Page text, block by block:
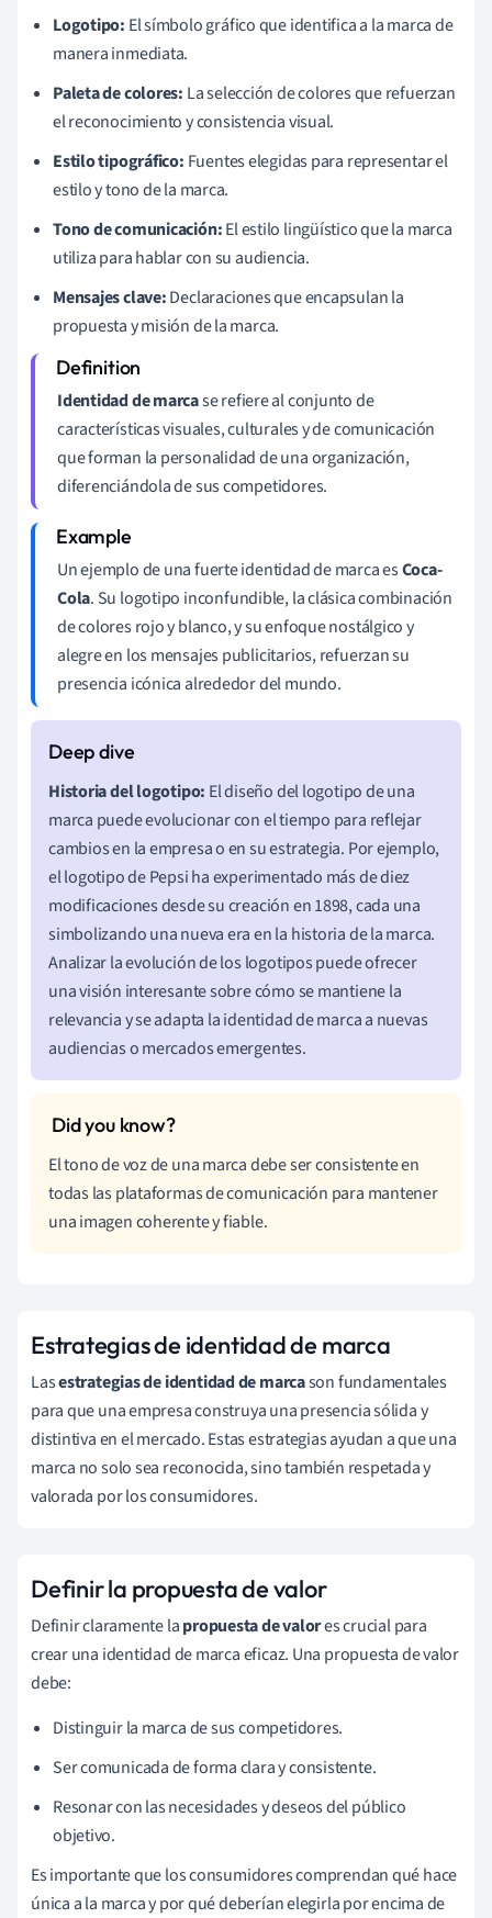
Logotipo: El símbolo gráfico que identifica a la marca de
manera inmediata.
Paleta de colores: La selección de colores que refuerzan
el reconocimiento y consistencia visual.
Estilo tipográfico: Fuentes elegidas para representar el
estilo y tono de la marca.
Tono de comunicación:El estilo lingüístico que la marca
utiliza para hablar con su audiencia.
Mensajes clave:Declaraciones que encapsulan la
propuesta y misión de la marca.
Identidad de marcase refiere al conjunto de
características visuales, culturales y de comunicación
que forman la personalidad de una organización,
diferenciándola de sus competidores.
Un ejemplo de una fuerte identidad de marca esCoca-
Cola. Su logotipo inconfundible, la clásica combinación
de colores rojo y blanco, y su enfoque nostálgico y
alegre en los mensajes publicitarios, refuerzan su
presencia icónica alrededor del mundo.
Historia del logotipo: El diseño del logotipo de una
marca puede evolucionar con el tiempo para reflejar
cambios en la empresa o en su estrategia. Por ejemplo,
el logotipo de Pepsi ha experimentado más de diez
modificaciones desde su creación en 1898, cada una
simbolizando una nueva era en la historia de la marca.
Analizar la evolución de los logotipos puede ofrecer
una visión interesante sobre cómo se mantiene la
relevancia y se adapta la identidad de marca a nuevas
audiencias o mercados emergentes.
El tono de voz de una marca debe ser consistente en
todas las plataformas de comunicación para mantener
una imagen coherente y fiable.
Estrategias de identidad de marca
Lasestrategias de identidad de marcason fundamentales
para que una empresa construya una presencia sólida y
distintiva en el mercado. Estas estrategias ayudan a que una
marca no solo sea reconocida, sino también respetada y
valorada por los consumidores.
Definir la propuesta de valor
Definir claramente lapropuesta de valores crucial para
crear una identidad de marca eficaz. Una propuesta de valor
debe:
Distinguir la marca de sus competidores.
Ser comunicada de forma clara y consistente.
Resonar con las necesidades y deseos del público
objetivo.
Es importante que los consumidores comprendan qué hace
única a la marca y por qué deberían elegirla por encima de